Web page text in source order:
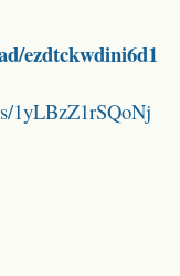
ezdtckwdini6d1
1yLBzZ1rSQoNj